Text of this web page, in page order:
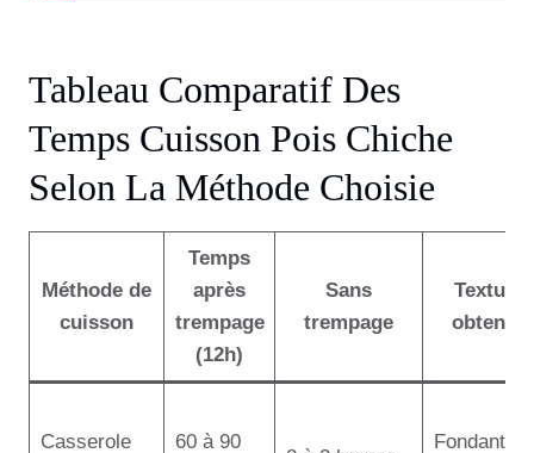
Tableau Comparatif Des
Temps Cuisson Pois Chiche
Selon La Méthode Choisie
Méthode de
cuisson
Temps
après
trempage
(12h)
Sans
trempage
Texture
obtenue
Casserole
60 à 90
Fondante